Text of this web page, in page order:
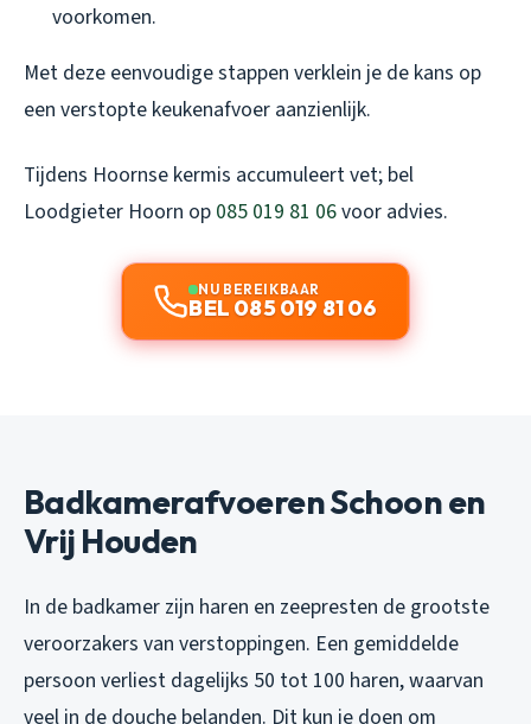
voorkomen.
Met deze eenvoudige stappen verklein je de kans op
een verstopte keukenafvoer aanzienlijk.
Tijdens Hoornse kermis accumuleert vet; bel
Loodgieter Hoorn op 085 019 81 06voor advies.
NU BEREIKBAAR
BEL 085 019 81 06
Badkamerafvoeren Schoon en
Vrij Houden
In de badkamer zijn haren en zeepresten de grootste
veroorzakers van verstoppingen. Een gemiddelde
persoon verliest dagelijks 50 tot 100 haren, waarvan
veel in de douche belanden. Dit kun je doen om